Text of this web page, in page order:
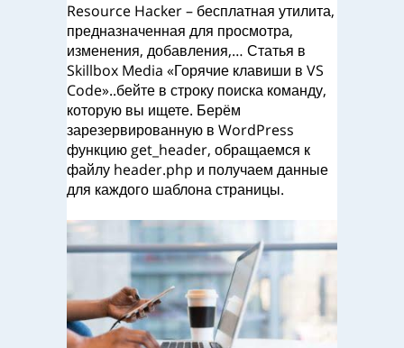
Resource Hacker – бесплатная утилита,
предназначенная для просмотра,
изменения, добавления,… Статья в
Skillbox Media «‎Горячие клавиши в VS
Code»..бейте в строку поиска команду,
которую вы ищете. Берём
зарезервированную в WordPress
функцию get_header, обращаемся к
файлу header.php и получаем данные
для каждого шаблона страницы.